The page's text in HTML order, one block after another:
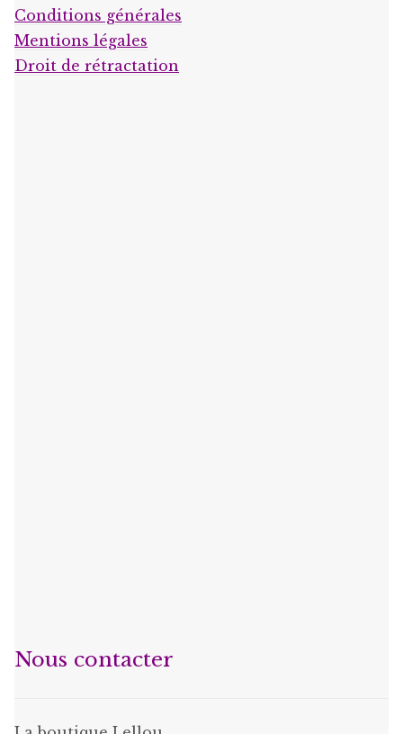
Conditions générales
Mentions légales
Droit de rétractation
Nous contacter